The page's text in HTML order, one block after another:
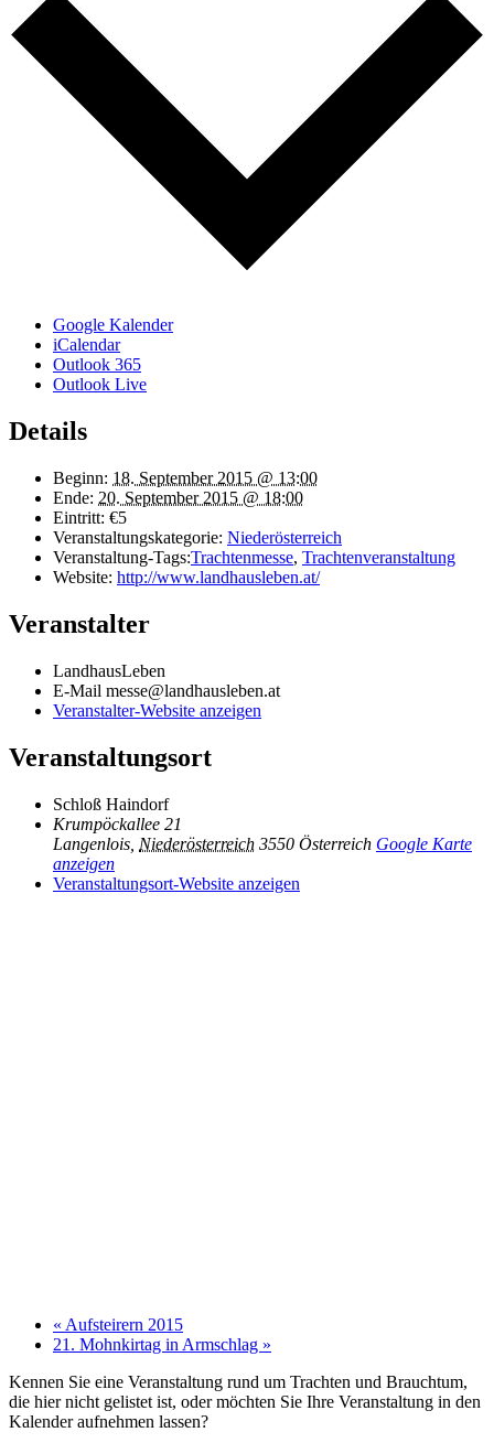
Google Kalender
iCalendar
Outlook 365
Outlook Live
Details
Beginn: 18. September 2015 @ 13:00
Ende: 20. September 2015 @ 18:00
Eintritt: €5
Veranstaltungskategorie: Niederösterreich
Veranstaltung-Tags:Trachtenmesse, Trachtenveranstaltung
Website: http://www.landhausleben.at/
Veranstalter
LandhausLeben
E-Mail messe@landhausleben.at
Veranstalter-Website anzeigen
Veranstaltungsort
Schloß Haindorf
Krumpöckallee 21
Langenlois Niederösterreich 3550 Österreich Google Karte
anzeigen
Veranstaltungsort-Website anzeigen
« Aufsteirern 2015
21. Mohnkirtag in Armschlag »
Kennen Sie eine Veranstaltung rund um Trachten und Brauchtum,
die hier nicht gelistet ist, oder möchten Sie Ihre Veranstaltung in den
Kalender aufnehmen lassen?